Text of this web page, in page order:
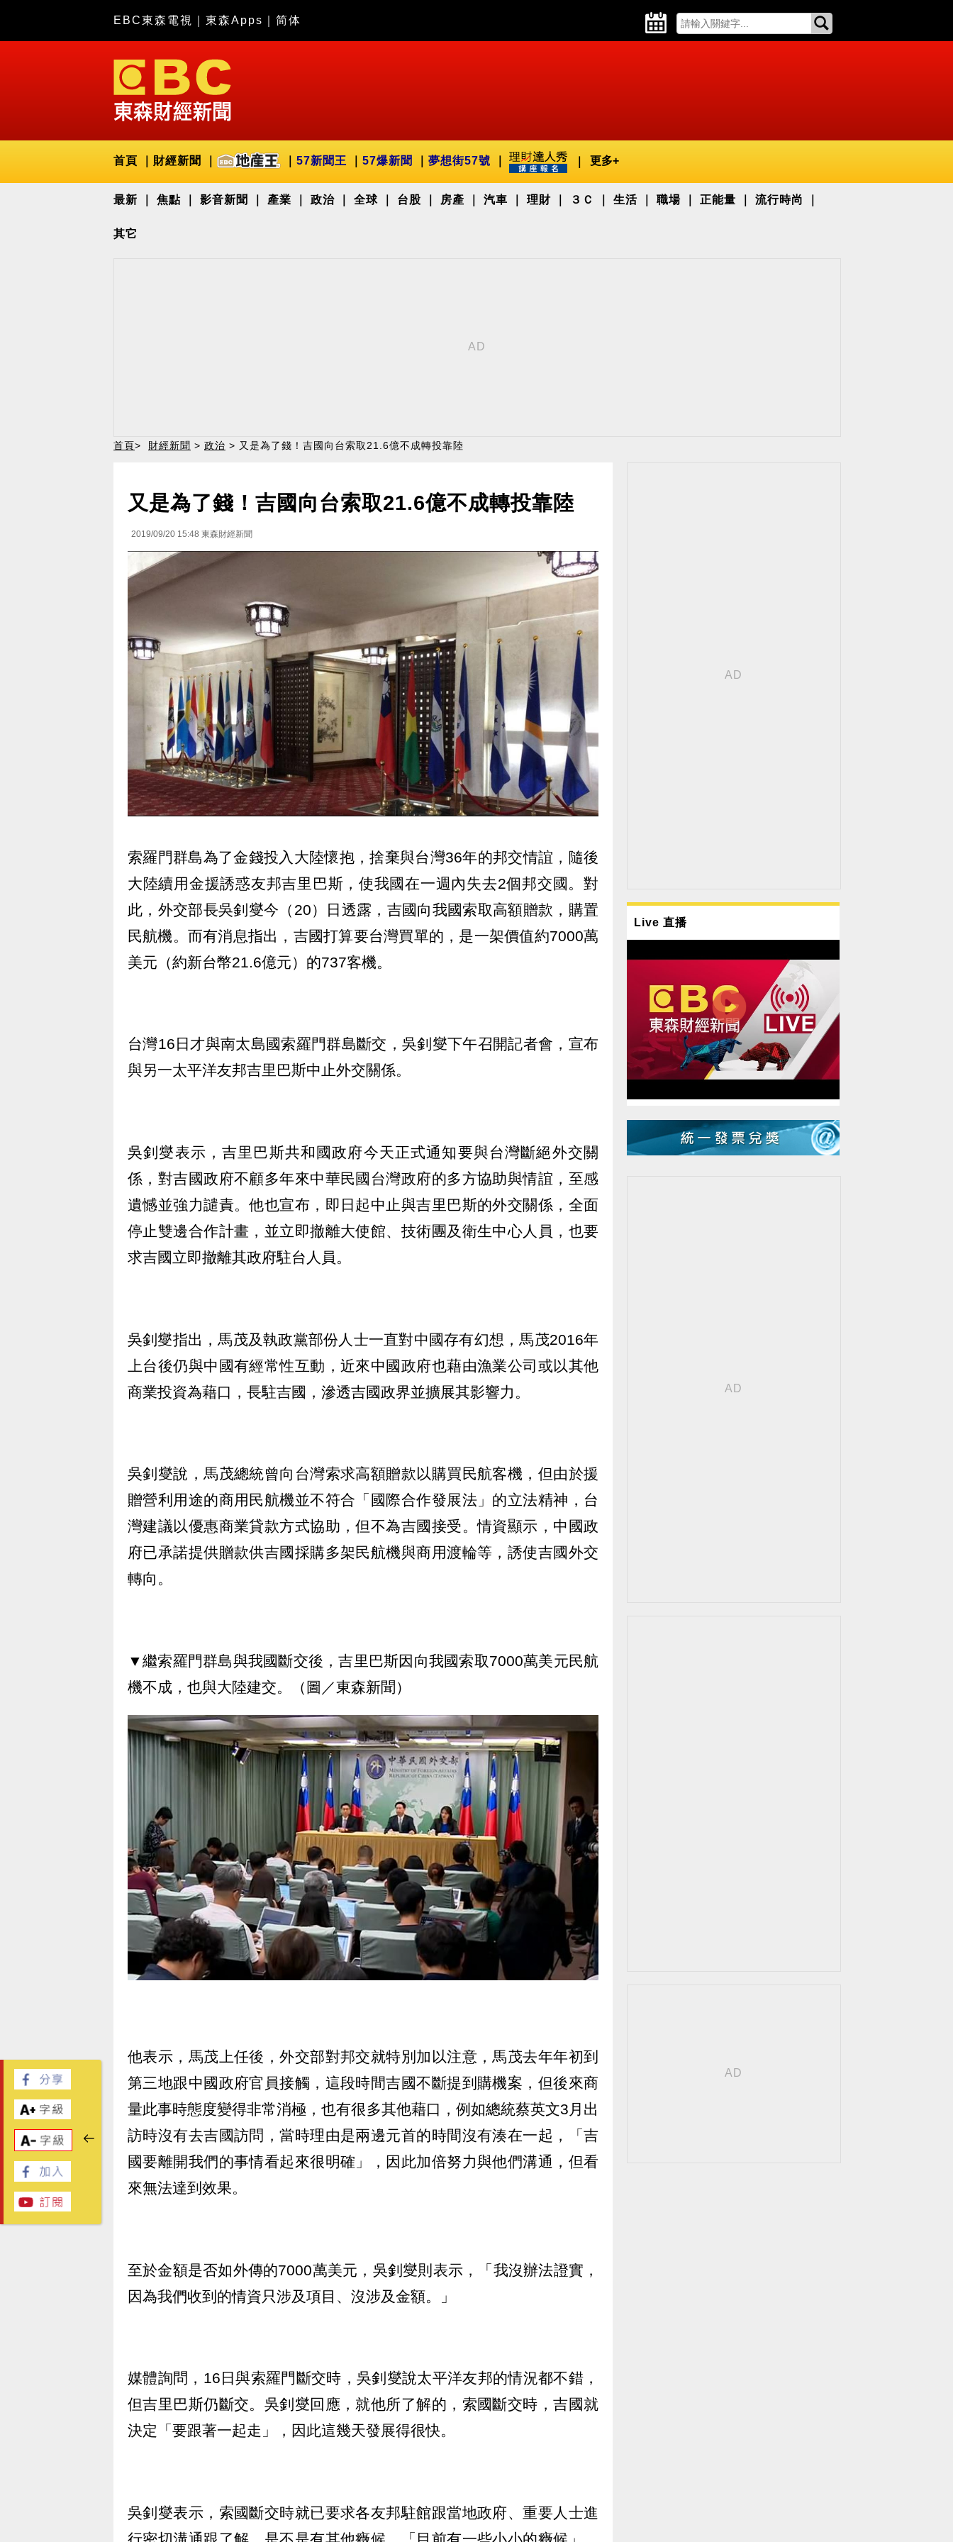
EBC東森電視 東森Apps 简体
首頁 財經新聞 57新聞王 57爆新聞 夢想街57號 更多+
最新 焦點 影音新聞 產業 政治 全球 台股 房產 汽車 理財 ３Ｃ 生活 職場 正能量 流行時尚
其它
首頁> 財經新聞 > 政治 > 又是為了錢！吉國向台索取21.6億不成轉投靠陸
又是為了錢！吉國向台索取21.6億不成轉投靠陸
2019/09/20 15:48 東森財經新聞
索羅門群島為了金錢投入大陸懷抱，捨棄與台灣36年的邦交情誼，隨後
大陸續用金援誘惑友邦吉里巴斯，使我國在一週內失去2個邦交國。對
此，外交部長吳釗燮今（20）日透露，吉國向我國索取高額贈款，購置
民航機。而有消息指出，吉國打算要台灣買單的，是一架價值約7000萬
美元（約新台幣21.6億元）的737客機。
台灣16日才與南太島國索羅門群島斷交，吳釗燮下午召開記者會，宣布
與另一太平洋友邦吉里巴斯中止外交關係。
吳釗燮表示，吉里巴斯共和國政府今天正式通知要與台灣斷絕外交關
係，對吉國政府不顧多年來中華民國台灣政府的多方協助與情誼，至感
遺憾並強力譴責。他也宣布，即日起中止與吉里巴斯的外交關係，全面
停止雙邊合作計畫，並立即撤離大使館、技術團及衛生中心人員，也要
求吉國立即撤離其政府駐台人員。
吳釗燮指出，馬茂及執政黨部份人士一直對中國存有幻想，馬茂2016年
上台後仍與中國有經常性互動，近來中國政府也藉由漁業公司或以其他
商業投資為藉口，長駐吉國，滲透吉國政界並擴展其影響力。
吳釗燮說，馬茂總統曾向台灣索求高額贈款以購買民航客機，但由於援
贈營利用途的商用民航機並不符合「國際合作發展法」的立法精神，台
灣建議以優惠商業貸款方式協助，但不為吉國接受。情資顯示，中國政
府已承諾提供贈款供吉國採購多架民航機與商用渡輪等，誘使吉國外交
轉向。
▼繼索羅門群島與我國斷交後，吉里巴斯因向我國索取7000萬美元民航
機不成，也與大陸建交。（圖／東森新聞）
他表示，馬茂上任後，外交部對邦交就特別加以注意，馬茂去年年初到
第三地跟中國政府官員接觸，這段時間吉國不斷提到購機案，但後來商
量此事時態度變得非常消極，也有很多其他藉口，例如總統蔡英文3月出
訪時沒有去吉國訪問，當時理由是兩邊元首的時間沒有湊在一起，「吉
國要離開我們的事情看起來很明確」，因此加倍努力與他們溝通，但看
來無法達到效果。
至於金額是否如外傳的7000萬美元，吳釗燮則表示，「我沒辦法證實，
因為我們收到的情資只涉及項目、沒涉及金額。」
媒體詢問，16日與索羅門斷交時，吳釗燮說太平洋友邦的情況都不錯，
但吉里巴斯仍斷交。吳釗燮回應，就他所了解的，索國斷交時，吉國就
決定「要跟著一起走」，因此這幾天發展得很快。
吳釗燮表示，索國斷交時就已要求各友邦駐館跟當地政府、重要人士進
Live 直播